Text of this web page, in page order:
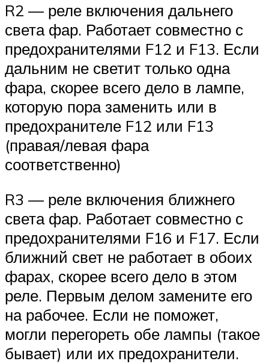
R2 — реле включения дальнего
света фар. Работает совместно с
предохранителями F12 и F13. Если
дальним не светит только одна
фара, скорее всего дело в лампе,
которую пора заменить или в
предохранителе F12 или F13
(правая/левая фара
соответственно)
R3 — реле включения ближнего
света фар. Работает совместно с
предохранителями F16 и F17. Если
ближний свет не работает в обоих
фарах, скорее всего дело в этом
реле. Первым делом замените его
на рабочее. Если не поможет,
могли перегореть обе лампы (такое
бывает) или их предохранители.